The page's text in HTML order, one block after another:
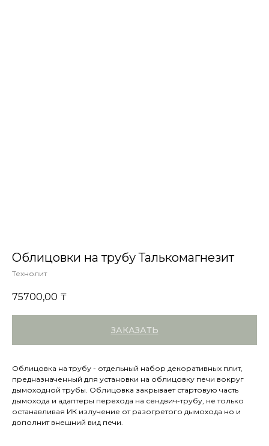
Облицовки на трубу Талькомагнезит
Технолит
75700,00 ₸
ЗАКАЗАТЬ
Облицовка на трубу - отдельный набор декоративных плит,
предназначенный для установки на облицовку печи вокруг
дымоходной трубы. Облицовка закрывает стартовую часть
дымохода и адаптеры перехода на сендвич-трубу, не только
останавливая ИК излучение от разогретого дымохода но и
дополнит внешний вид печи.